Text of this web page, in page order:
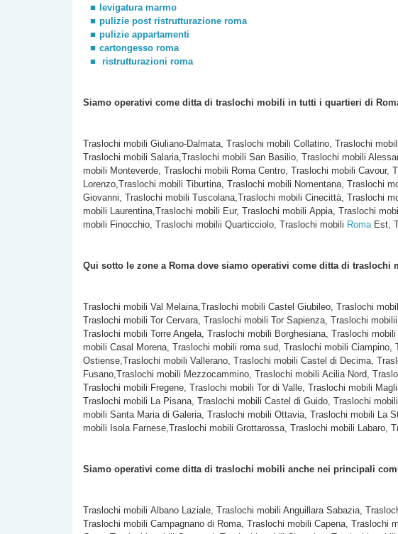
levigatura marmo
pulizie post ristrutturazione roma
pulizie appartamenti
cartongesso roma
ristrutturazioni roma
Siamo operativi come ditta di traslochi mobili in tutti i quartieri di
Traslochi mobili Giuliano-Dalmata, Traslochi mobili Collatino, Traslochi
Traslochi mobili Salaria,Traslochi mobili San Basilio, Traslochi mobili
mobili Monteverde, Traslochi mobili Roma Centro, Traslochi mobili
Lorenzo,Traslochi mobili Tiburtina, Traslochi mobili Nomentana, Traslochi
Giovanni, Traslochi mobili Tuscolana,Traslochi mobili Cinecittà, Traslochi
mobili Laurentina,Traslochi mobili Eur, Traslochi mobili Appia, Traslochi
mobili Finocchio, Traslochi mobilii Quarticciolo, Traslochi mobili RomaEst,
Qui sotto le zone a Roma dove siamo operativi come ditta di traslochi
Traslochi mobili Val Melaina,Traslochi mobili Castel Giubileo, Traslochi
Traslochi mobili Tor Cervara, Traslochi mobili Tor Sapienza, Traslochi
Traslochi mobili Torre Angela, Traslochi mobili Borghesiana, Traslochi
mobili Casal Morena, Traslochi mobili roma sud, Traslochi mobili
Ostiense,Traslochi mobili Vallerano, Traslochi mobili Castel di Decima,
Fusano,Traslochi mobili Mezzocammino, Traslochi mobili Acilia Nord,
Traslochi mobili Fregene, Traslochi mobili Tor di Valle, Traslochi mobili
Traslochi mobili La Pisana, Traslochi mobili Castel di Guido, Traslochi
mobili Santa Maria di Galeria, Traslochi mobili Ottavia, Traslochi mobili La
mobili Isola Farnese,Traslochi mobili Grottarossa, Traslochi mobili Labaro,
Siamo operativi come ditta di traslochi mobili anche nei principali
Traslochi mobili Albano Laziale, Traslochi mobili Anguillara Sabazia,
Traslochi mobili Campagnano di Roma, Traslochi mobili Capena,